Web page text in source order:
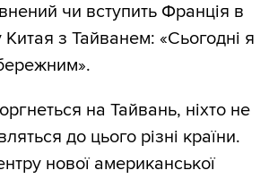
чи вступить Франція в
з Тайванем: «Сьогодні я
на Тайвань, ніхто не
до цього різні країни.
нової американської